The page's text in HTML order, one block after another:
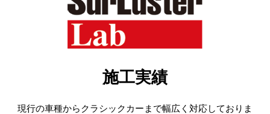
施工実績
現行の車種からクラシックカーまで幅広く対応しておりま